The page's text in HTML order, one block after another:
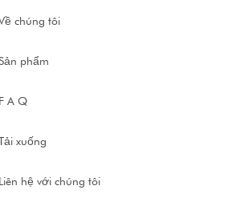
chúng tôi
phẩm
F A Q
xuống
Liên hệ với chúng tôi